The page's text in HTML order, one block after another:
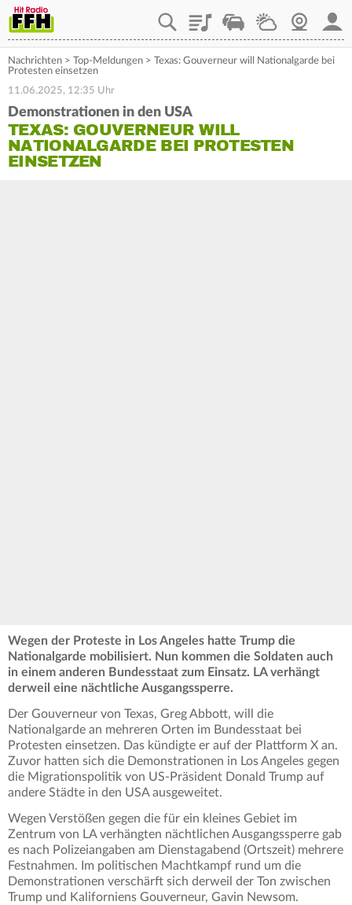
PlaylistStaupilotWetterWebcam
Nachrichten > Top-Meldungen > Texas: Gouverneur will Nationalgarde bei
Protesten einsetzen
11.06.2025, 12:35 Uhr
Demonstrationen in den USA
TEXAS: GOUVERNEUR WILL
NATIONALGARDE BEI PROTESTEN
EINSETZEN
Wegen der Proteste in Los Angeles hatte Trump die
Nationalgarde mobilisiert. Nun kommen die Soldaten auch
in einem anderen Bundesstaat zum Einsatz. LA verhängt
derweil eine nächtliche Ausgangssperre.
Der Gouverneur von Texas, Greg Abbott, will die
Nationalgarde an mehreren Orten im Bundesstaat bei
Protesten einsetzen. Das kündigte er auf der Plattform X an.
Zuvor hatten sich die Demonstrationen in Los Angeles gegen
die Migrationspolitik von US-Präsident Donald Trump auf
andere Städte in den USA ausgeweitet.
Wegen Verstößen gegen die für ein kleines Gebiet im
Zentrum von LA verhängten nächtlichen Ausgangssperre gab
es nach Polizeiangaben am Dienstagabend (Ortszeit) mehrere
Festnahmen. Im politischen Machtkampf rund um die
Demonstrationen verschärft sich derweil der Ton zwischen
Trump und Kaliforniens Gouverneur, Gavin Newsom.